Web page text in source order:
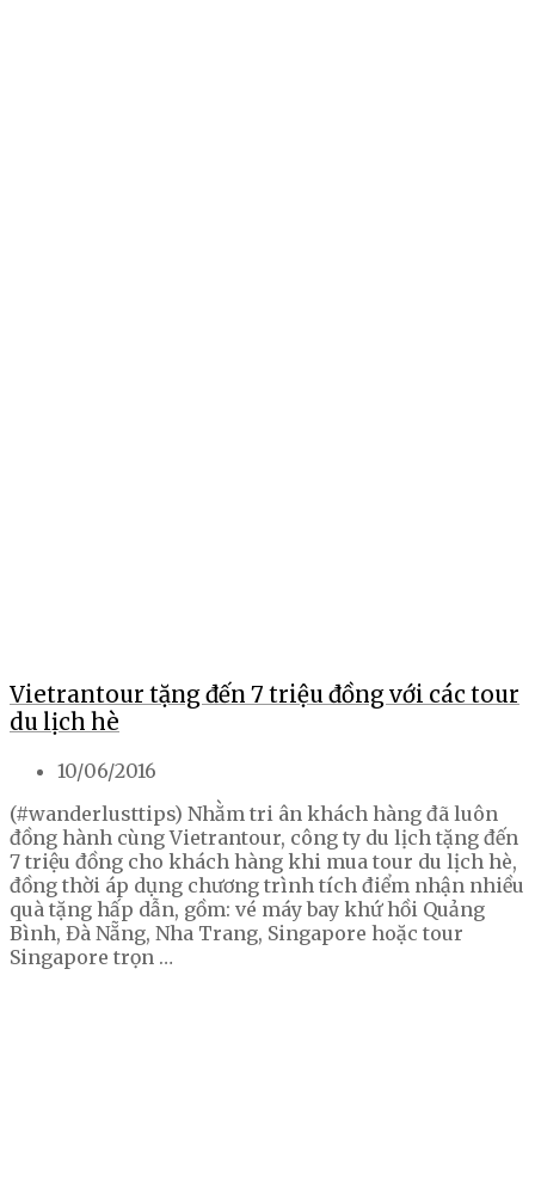
Vietrantour tặng đến 7 triệu đồng với các tour
du lịch hè
10/06/2016
(#wanderlusttips) Nhằm tri ân khách hàng đã luôn
đồng hành cùng Vietrantour, công ty du lịch tặng đến
7 triệu đồng cho khách hàng khi mua tour du lịch hè,
đồng thời áp dụng chương trình tích điểm nhận nhiều
quà tặng hấp dẫn, gồm: vé máy bay khứ hồi Quảng
Bình, Đà Nẵng, Nha Trang, Singapore hoặc tour
Singapore trọn …